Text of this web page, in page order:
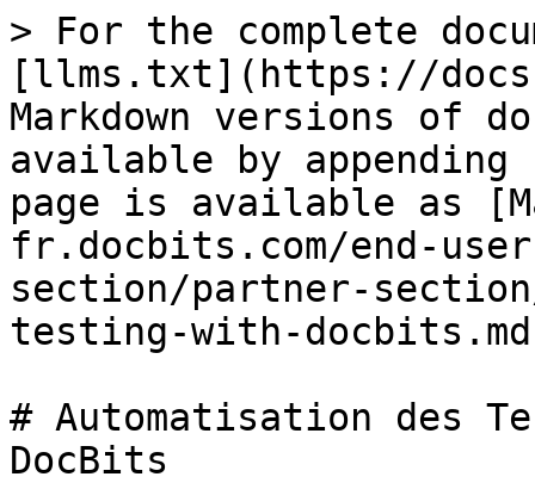
> For the complete
[llms.txt](https://
Markdown versions of
available by
page is available as
fr.docbits.com/end-
section/partner-
testing-with-
# Automatisation des
DocBits